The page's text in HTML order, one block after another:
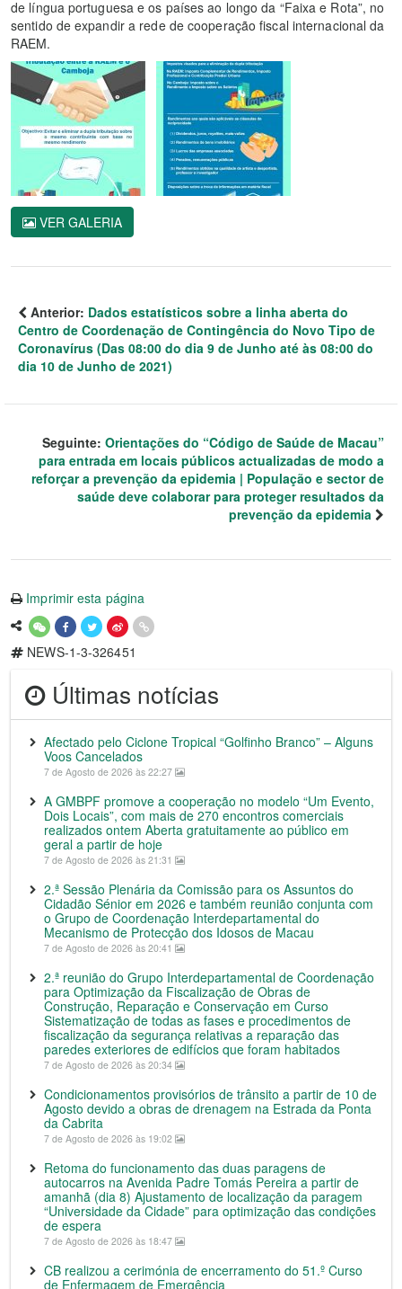
de língua portuguesa e os países ao longo da “Faixa e Rota”, no
sentido de expandir a rede de cooperação fiscal internacional da
RAEM.
VER GALERIA
Anterior: Dados estatísticos sobre a linha aberta do
Centro de Coordenação de Contingência do Novo Tipo de
Coronavírus (Das 08:00 do dia 9 de Junho até às 08:00 do
dia 10 de Junho de 2021)
Seguinte: Orientações do “Código de Saúde de Macau”
para entrada em locais públicos actualizadas de modo a
reforçar a prevenção da epidemia | População e sector de
saúde deve colaborar para proteger resultados da
prevenção da epidemia
Imprimir esta página
NEWS-1-3-326451
Últimas notícias
Afectado pelo Ciclone Tropical “Golfinho Branco” – Alguns
Voos Cancelados
7 de Agosto de 2026 às 22:27
A GMBPF promove a cooperação no modelo “Um Evento,
Dois Locais”, com mais de 270 encontros comerciais
realizados ontem Aberta gratuitamente ao público em
geral a partir de hoje
7 de Agosto de 2026 às 21:31
2.ª Sessão Plenária da Comissão para os Assuntos do
Cidadão Sénior em 2026 e também reunião conjunta com
o Grupo de Coordenação Interdepartamental do
Mecanismo de Protecção dos Idosos de Macau
7 de Agosto de 2026 às 20:41
2.ª reunião do Grupo Interdepartamental de Coordenação
para Optimização da Fiscalização de Obras de
Construção, Reparação e Conservação em Curso
Sistematização de todas as fases e procedimentos de
fiscalização da segurança relativas a reparação das
paredes exteriores de edifícios que foram habitados
7 de Agosto de 2026 às 20:34
Condicionamentos provisórios de trânsito a partir de 10 de
Agosto devido a obras de drenagem na Estrada da Ponta
da Cabrita
7 de Agosto de 2026 às 19:02
Retoma do funcionamento das duas paragens de
autocarros na Avenida Padre Tomás Pereira a partir de
amanhã (dia 8) Ajustamento de localização da paragem
“Universidade da Cidade” para optimização das condições
de espera
7 de Agosto de 2026 às 18:47
CB realizou a cerimónia de encerramento do 51.º Curso
de Enfermagem de Emergência